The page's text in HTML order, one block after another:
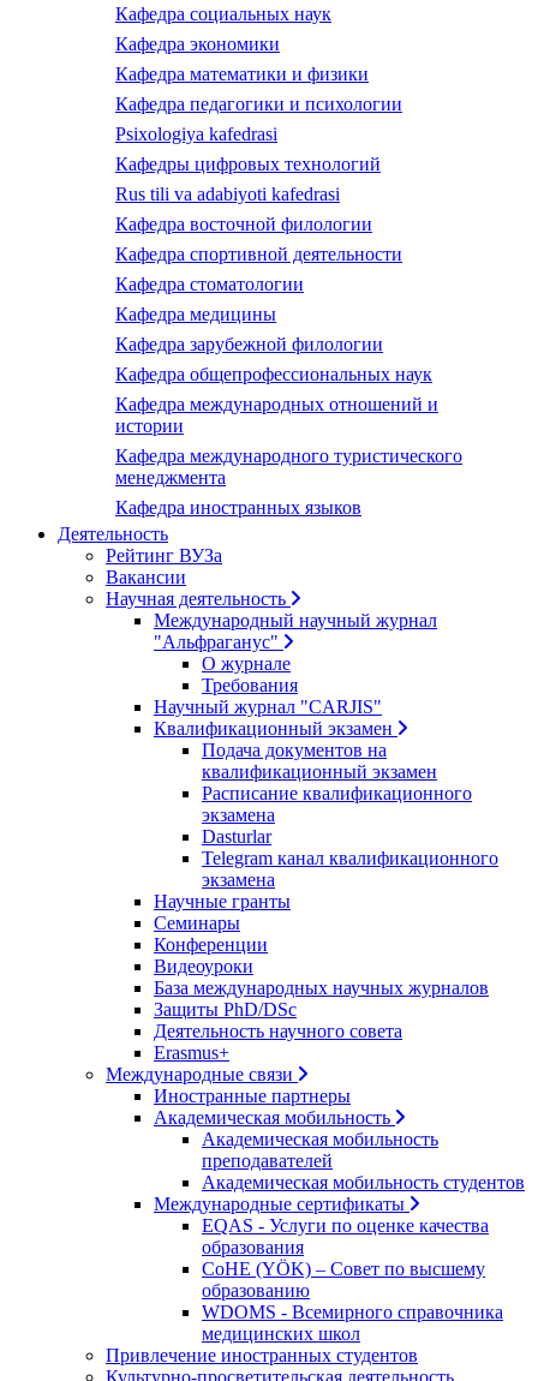
Кафедра социальных наук
Кафедра экономики
Кафедра математики и физики
Кафедра педагогики и психологии
Psixologiya kafedrasi
Кафедры цифровых технологий
Rus tili va adabiyoti kafedrasi
Кафедра восточной филологии
Кафедра спортивной деятельности
Кафедра стоматологии
Кафедра медицины
Кафедра зарубежной филологии
Кафедра общепрофессиональных наук
Кафедра международных отношений и
истории
Кафедра международного туристического
менеджмента
Кафедра иностранных языков
Деятельность
Рейтинг ВУЗа
Вакансии
Научная деятельность
Международный научный журнал
"Альфраганус"
О журнале
Требования
Научный журнал "CARJIS"
Квалификационный экзамен
Подача документов на
квалификационный экзамен
Расписание квалификационного
экзамена
Dasturlar
Telegram канал квалификационного
экзамена
Научные гранты
Семинары
Конференции
Видеоуроки
База международных научных журналов
Защиты PhD/DSc
Деятельность научного совета
Erasmus+
Международные связи
Иностранные партнеры
Академическая мобильность
Академическая мобильность
преподавателей
Академическая мобильность студентов
Международные сертификаты
EQAS - Услуги по оценке качества
образования
CoHE (YÖK) – Совет по высшему
образованию
WDOMS - Всемирного справочника
медицинских школ
Привлечение иностранных студентов
Культурно-просветительская деятельность